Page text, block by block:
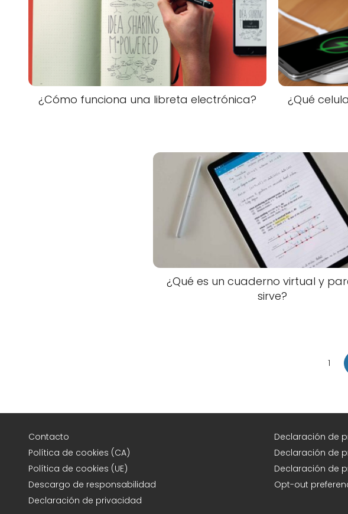
¿Cómo funciona una libreta electrónica?
¿Qué
¿Qué es un cuaderno virtual y
sirve?
1
Contacto
Política de cookies (CA)
Política de cookies (UE)
Descargo de responsabilidad
Declaración de privacidad
Declaración de
Declaración de
Declaración de
Opt-out